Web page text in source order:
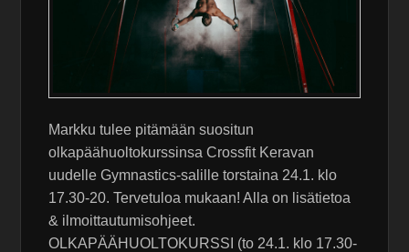
Markku tulee pitämään suositun
olkapäähuoltokurssinsa Crossfit Keravan
uudelle Gymnastics-salille torstaina 24.1. klo
17.30-20. Tervetuloa mukaan! Alla on lisätietoa
& ilmoittautumisohjeet.
OLKAPÄÄHUOLTOKURSSI (to 24.1. klo 17.30-